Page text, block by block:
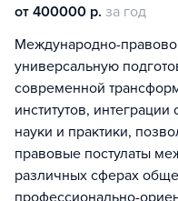
от 400000 р. за год
Международно-
универсальную
современной
институтов,
науки и практики,
правовые постулаты
различных сферах
профессионально-